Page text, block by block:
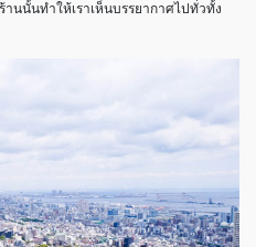
านนั้นทำให้เราเห็นบรรยากาศไปทั่วทั้ง